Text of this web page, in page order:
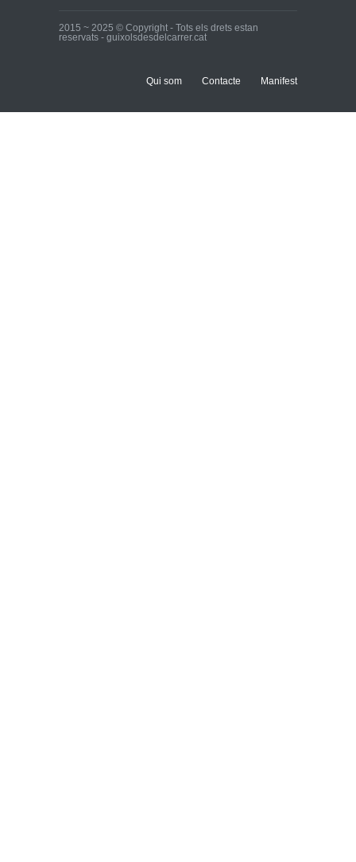
2015 ~ 2025 © Copyright - Tots els drets estan
reservats - guixolsdesdelcarrer.cat
Qui som Contacte Manifest